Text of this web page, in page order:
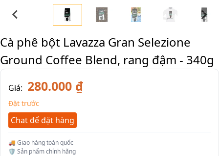
Cà phê bột Lavazza Gran Selezione
Ground Coffee Blend, rang đậm - 340g
Giá: 280.000 ₫
Đặt trước
Chat để đặt hàng
🚚 Giao hàng toàn quốc
🛡️ Sản phẩm chính hãng